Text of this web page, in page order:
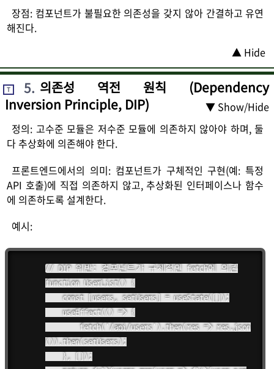
장점: 컴포넌트가 불필요한 의존성을 갖지 않아 간결하고 유연
해진다.
▲ Hide
T 5. 의존성 역전 원칙 (Dependency
Inversion Principle, DIP)
▼ Show/Hide
정의: 고수준 모듈은 저수준 모듈에 의존하지 않아야 하며, 둘
다 추상화에 의존해야 한다.
프론트엔드에서의 의미: 컴포넌트가 구체적인 구현(예: 특정
API 호출)에 직접 의존하지 않고, 추상화된 인터페이스나 함수
에 의존하도록 설계한다.
예시:
// DIP 위반: 컴포넌트가 구체적인 fetch에 의존
function UserList() {
()).then(setUsers);